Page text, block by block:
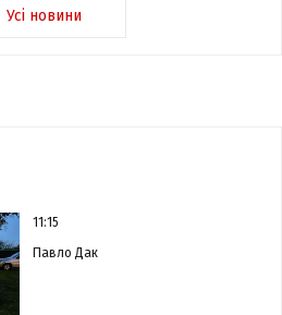
Усі новини
11:15
Павло Дак